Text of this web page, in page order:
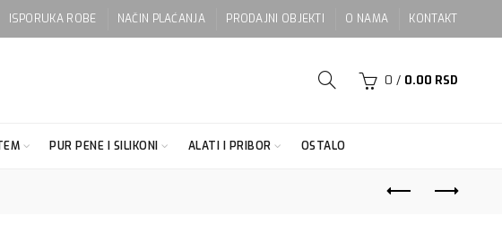
ISPORUKA ROBE NAČIN PLAĆANJA PRODAJNI OBJEKTI O NAMA KONTAKT
0 / 0.00 RSD
PUR PENE I SILIKONI ALATI I PRIBOR OSTALO